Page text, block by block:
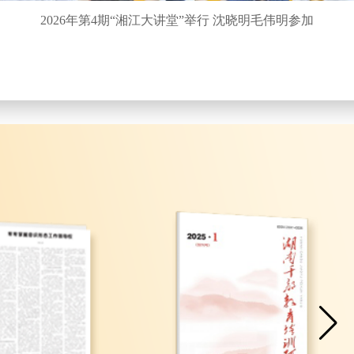
2026年第4期“湘江大讲堂”举行 沈晓明毛伟明参加